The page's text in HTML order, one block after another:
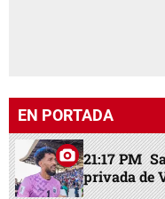
EN PORTADA
21:17 PM
privada de